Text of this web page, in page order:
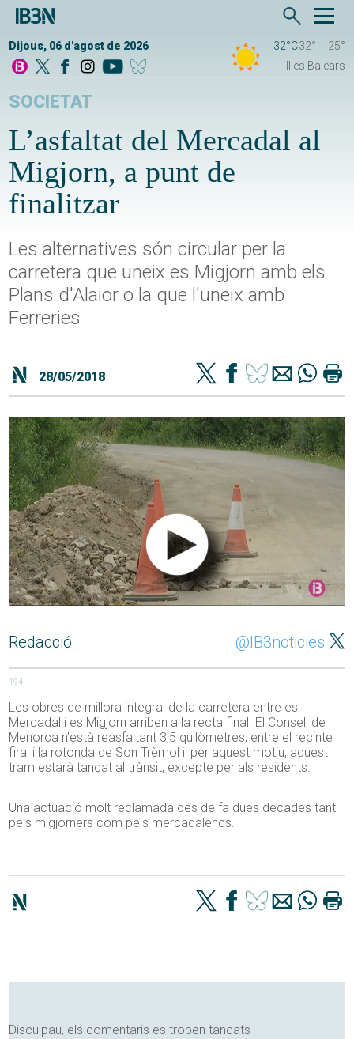
Dijous, 06 d'agost de 2026 32°C32°
25°
Illes Balears
SOCIETAT
L’asfaltat del Mercadal al
Migjorn, a punt de
finalitzar
Les alternatives són circular per la
carretera que uneix es Migjorn amb els
Plans d'Alaior o la que l'uneix amb
Ferreries
28/05/2018
Redacció @IB3noticies
194
Les obres de millora integral de la carretera entre es
Mercadal i es Migjorn arriben a la recta final. El Consell de
Menorca n’està reasfaltant 3,5 quilòmetres, entre el recinte
firal i la rotonda de Son Trèmol i, per aquest motiu, aquest
tram estarà tancat al trànsit, excepte per als residents.
Una actuació molt reclamada des de fa dues dècades tant
pels migjorners com pels mercadalencs.
Disculpau, els comentaris es troben tancats